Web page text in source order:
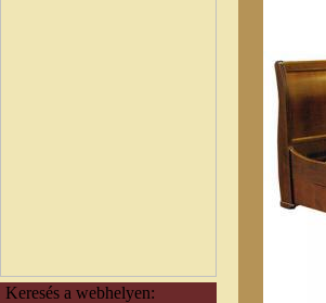
Keresés a webhelyen: